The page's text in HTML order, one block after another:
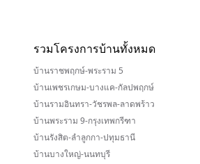
รวมโครงการบ้านทั้งหมด
บ้านราชพฤกษ์-พระราม 5
บ้านเพชรเกษม-บางแค-กัลปพฤกษ์
บ้านรามอินทรา-วัชรพล-ลาดพร้าว
บ้านพระราม 9-กรุงเทพกรีฑา
บ้านรังสิต-ลำลูกกา-ปทุมธานี
บ้านบางใหญ่-นนทบุรี